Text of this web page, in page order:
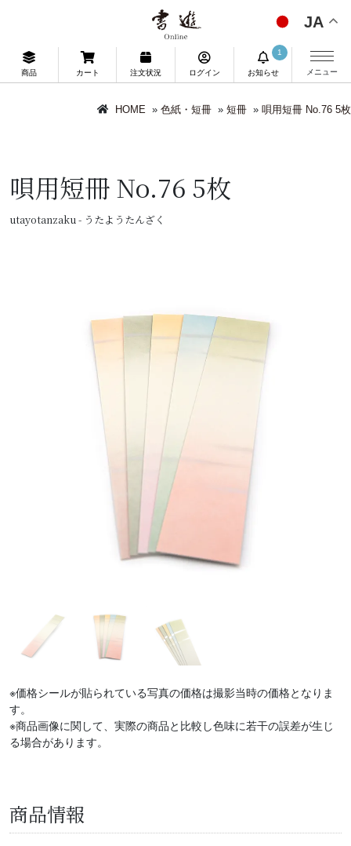
JA
商品 カート 注文状況 ログイン お知らせ
1
メニュー
HOME » 色紙・短冊 » 短冊 » 唄用短冊 No.76 5枚
唄用短冊 No.76 5枚
utayotanzaku - うたようたんざく
※価格シールが貼られている写真の価格は撮影当時の価格となりま
す。
※商品画像に関して、実際の商品と比較し色味に若干の誤差が生じ
る場合があります。
商品情報